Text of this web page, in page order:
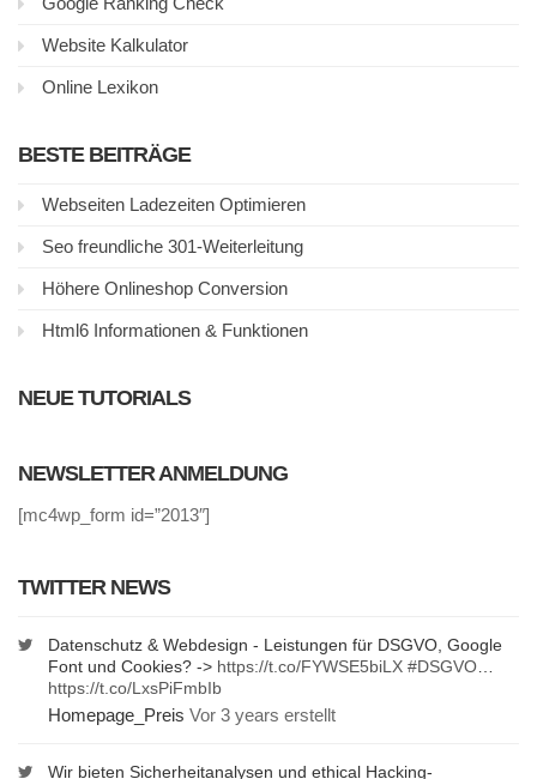
Website Kalkulator
Online Lexikon
BESTE BEITRÄGE
Webseiten Ladezeiten Optimieren
Seo freundliche 301-Weiterleitung
Höhere Onlineshop Conversion
Html6 Informationen & Funktionen
NEUE TUTORIALS
NEWSLETTER ANMELDUNG
[mc4wp_form id=”2013″]
TWITTER NEWS
Datenschutz & Webdesign - Leistungen für DSGVO, Google
Font und Cookies? -> https://t.co/FYWSE5biLX #DSGVO
https://t.co/LxsPiFmbIb
Homepage_Preis Vor 3 years erstellt
Wir bieten Sicherheitanalysen und ethical Hacking-